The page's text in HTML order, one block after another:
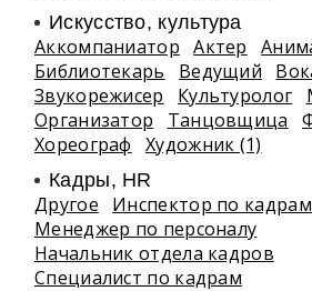
Искусство, культура
Аккомпаниатор Актер
Библиотекарь
Ведущий
Звукорежисер
Культуролог
Организатор
Танцовщица
Хореограф
Художник (1)
Кадры, HR
Другое
Инспектор по
Менеджер по персоналу
Начальник отдела кадров
Специалист по кадрам